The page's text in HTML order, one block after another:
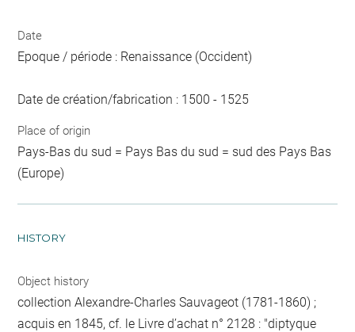
Date
Epoque / période : Renaissance (Occident)
Date de création/fabrication : 1500 - 1525
Place of origin
Pays-Bas du sud = Pays Bas du sud = sud des Pays Bas
(Europe)
HISTORY
Object history
collection Alexandre-Charles Sauvageot (1781-1860) ;
acquis en 1845, cf. le Livre d’achat n° 2128 : "diptyque